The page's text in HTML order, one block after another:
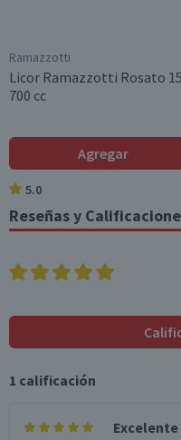
Complejos y
Graduación Alcohólica
40.0°
Familiar
Nota
Por Ley la venta de
Garantía Mínima Legal
Ramazzotti
Licor Ramazzotti Rosato
700 cc
Agregar
5.0
Reseñas y
1 calificación
Excelente